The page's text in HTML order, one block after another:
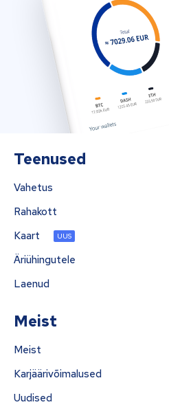
Teenused
Vahetus
Rahakott
Kaart
UUS
Äriühingutele
Laenud
Meist
Meist
Karjäärivõimalused
Uudised